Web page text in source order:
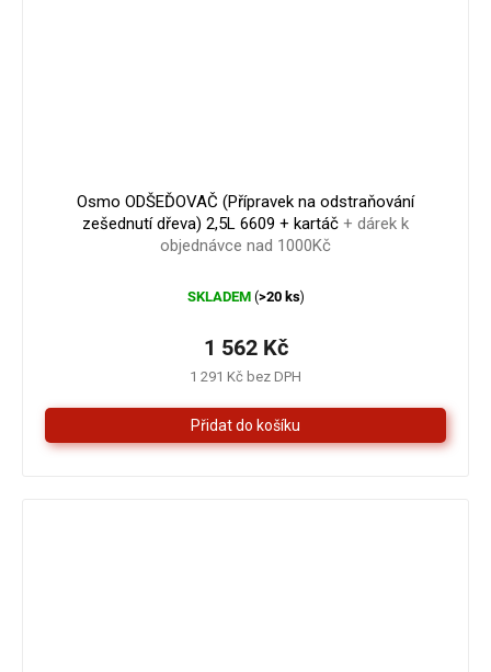
Osmo ODŠEĎOVAČ (Přípravek na odstraňování
zešednutí dřeva) 2,5L 6609 + kartáč + dárek k
objednávce nad 1000Kč
SKLADEM (>20 ks)
1 291 Kč bez DPH
1 562 Kč